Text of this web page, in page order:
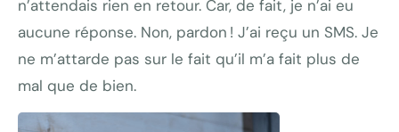
n’attendais rien en retour. Car, de fait, je n’ai eu
aucune réponse. Non, pardon ! J’ai reçu un SMS. Je
ne m’attarde pas sur le fait qu’il m’a fait plus de
mal que de bien.